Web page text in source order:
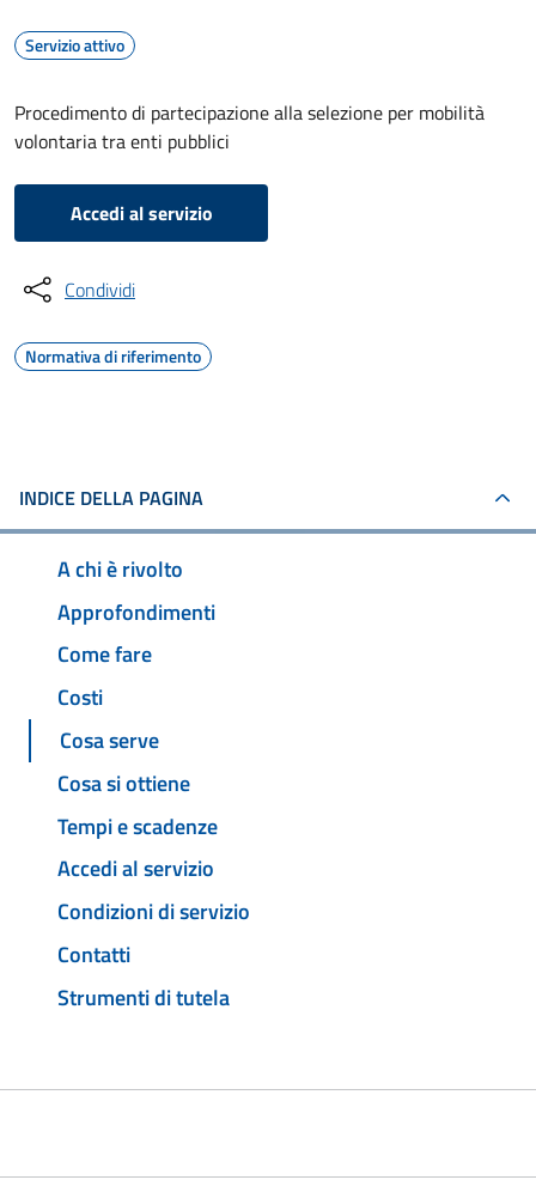
Servizio attivo
Procedimento di partecipazione alla selezione per mobilità
volontaria tra enti pubblici
Accedi al servizio
Condividi
Normativa di riferimento
INDICE DELLA PAGINA
A chi è rivolto
Approfondimenti
Come fare
Costi
Cosa serve
Cosa si ottiene
Tempi e scadenze
Accedi al servizio
Condizioni di servizio
Contatti
Strumenti di tutela